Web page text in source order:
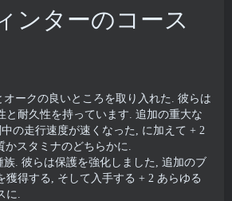
ンターのコース
オークの良いところを取り入れた. 彼らは
と耐久性を持っています. 追加の重大な
の走行速度が速くなった, に加えて + 2
かスタミナのどちらかに.
族. 彼らは保護を強化しました, 追加のブ
獲得する, そして入手する + 2 あらゆる
に.